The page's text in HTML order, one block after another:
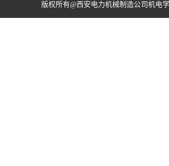
版权所有@西安电力机械制造公司机电